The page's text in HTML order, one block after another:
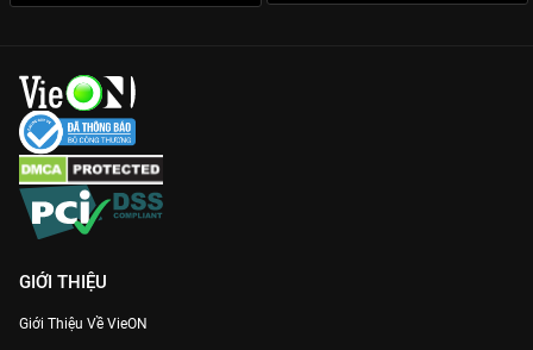
GIỚI THIỆU
Giới Thiệu Về VieON